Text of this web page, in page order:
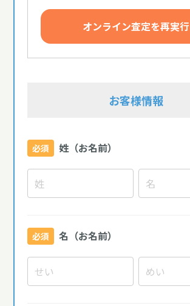
オンライン査定を再実行
お客様情報
必須 姓（お名前）
必須 名（お名前）